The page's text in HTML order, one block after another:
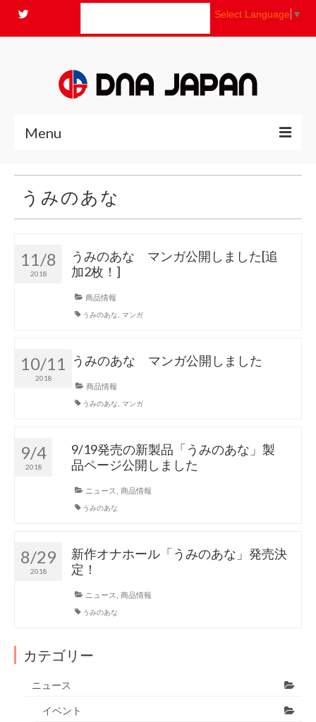
Select Language ▼
Menu
ニュース
よくあるご質問
コンセプト
お問い合わせ
うみのあな
11/8
2018
うみのあな マンガ公開しました[追
加2枚！]
商品情報
うみのあな マンガ
10/11
2018
うみのあな マンガ公開しました
商品情報
うみのあな マンガ
9/4
2018
9/19発売の新製品「うみのあな」製
品ページ公開しました
ニュース 商品情報
うみのあな
8/29
2018
新作オナホール「うみのあな」発売決
定！
ニュース 商品情報
うみのあな
カテゴリー
ニュース
イベント